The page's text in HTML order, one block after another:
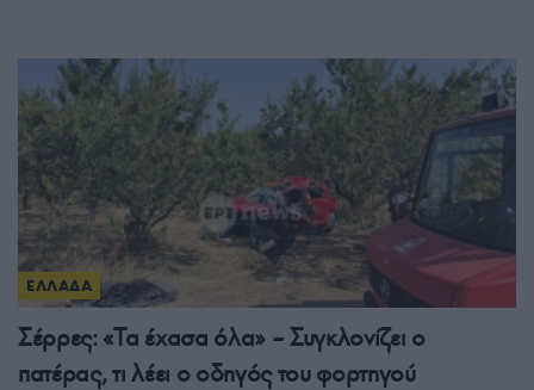
ΕΛΛΑΔΑ
Σέρρες: «Τα έχασα όλα» – Συγκλονίζει ο
πατέρας, τι λέει ο οδηγός του φορτηγού